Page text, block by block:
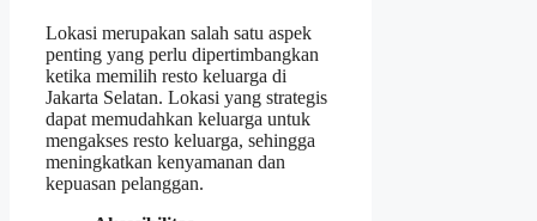
Lokasi merupakan salah satu aspek
penting yang perlu dipertimbangkan
ketika memilih resto keluarga di
Jakarta Selatan. Lokasi yang strategis
dapat memudahkan keluarga untuk
mengakses resto keluarga, sehingga
meningkatkan kenyamanan dan
kepuasan pelanggan.